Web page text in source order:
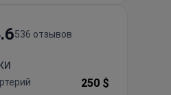
536 отзывов
250 $